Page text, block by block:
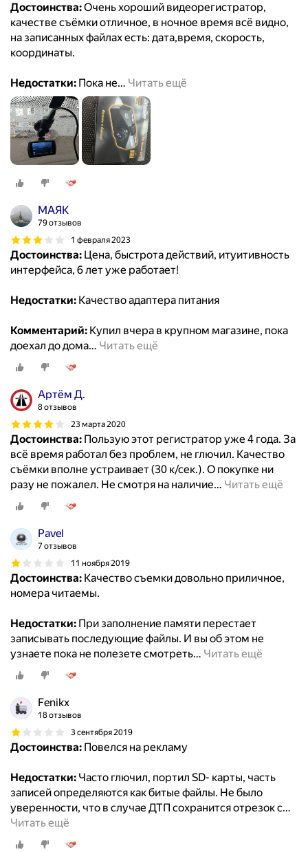
Достоинства:Очень хороший видеорегистратор,
качестве съёмки отличное, в ночное время всё видно,
на записанных файлах есть: дата,время, скорость,
координаты.
Недостатки: Пока не… Читать ещё
МАЯК
79 отзывов
1 февраля 2023
Достоинства: Цена, быстрота действий, итуитивность
интерфейса, 6 лет уже работает!
Недостатки: Качество адаптера питания
Комментарий: Купил вчера в крупном магазине, пока
доехал до дома… Читать ещё
Артём Д.
8 отзывов
23 марта 2020
Достоинства: Пользую этот регистратор уже 4 года. За
всё время работал без проблем, не глючил. Качество
съёмки вполне устраивает (30 к/сек.). О покупке ни
разу не пожалел. Не смотря на наличие… Читать ещё
Pavel
7 отзывов
11 ноября 2019
Достоинства: Качество съемки довольно приличное,
номера читаемы.
Недостатки: При заполнение памяти перестает
записывать последующие файлы. И вы об этом не
узнаете пока не полезете смотреть… Читать ещё
Fenikx
18 отзывов
3 сентября 2019
Достоинства: Повелся на рекламу
Недостатки: Часто глючил, портил SD- карты, часть
записей определяются как битые файлы. Не было
уверенности, что в случае ДТП сохранится отрезок с…
Читать ещё